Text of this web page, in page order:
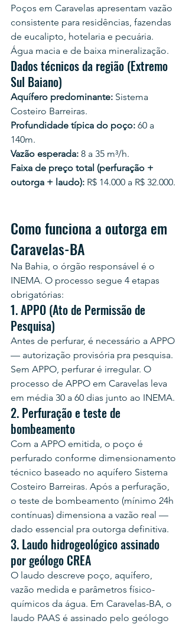
Poços em Caravelas apresentam vazão
consistente para residências, fazendas
de eucalipto, hotelaria e pecuária.
Água macia e de baixa mineralização.
Dados técnicos da região (Extremo
Sul Baiano)
Aquífero predominante: Sistema
Costeiro Barreiras.
Profundidade típica do poço: 60 a
140m.
Vazão esperada: 8 a 35 m³/h.
Faixa de preço total (perfuração +
outorga + laudo): R$ 14.000 a R$ 32.000.
Como funciona a outorga em
Caravelas-BA
Na Bahia, o órgão responsável é o
INEMA. O processo segue 4 etapas
obrigatórias:
1. APPO (Ato de Permissão de
Pesquisa)
Antes de perfurar, é necessário a APPO
— autorização provisória pra pesquisa.
Sem APPO, perfurar é irregular. O
processo de APPO em Caravelas leva
em média 30 a 60 dias junto ao INEMA.
2. Perfuração e teste de
bombeamento
Com a APPO emitida, o poço é
perfurado conforme dimensionamento
técnico baseado no aquífero Sistema
Costeiro Barreiras. Após a perfuração,
o teste de bombeamento (mínimo 24h
contínuas) dimensiona a vazão real —
dado essencial pra outorga definitiva.
3. Laudo hidrogeológico assinado
por geólogo CREA
O laudo descreve poço, aquífero,
vazão medida e parâmetros físico-
químicos da água. Em Caravelas-BA, o
laudo PAAS é assinado pelo geólogo